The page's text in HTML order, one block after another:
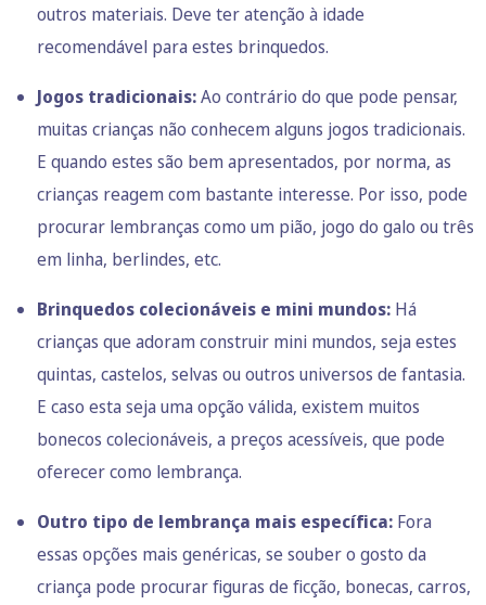
outros materiais. Deve ter atenção à idade
recomendável para estes brinquedos.
Jogos tradicionais:Ao contrário do que pode pensar,
muitas crianças não conhecem alguns jogos tradicionais.
E quando estes são bem apresentados, por norma, as
crianças reagem com bastante interesse. Por isso, pode
procurar lembranças como um pião, jogo do galo ou três
em linha, berlindes, etc.
Brinquedos colecionáveis e mini mundos: Há
crianças que adoram construir mini mundos, seja estes
quintas, castelos, selvas ou outros universos de fantasia.
E caso esta seja uma opção válida, existem muitos
bonecos colecionáveis, a preços acessíveis, que pode
oferecer como lembrança.
Outro tipo de lembrança mais específica: Fora
essas opções mais genéricas, se souber o gosto da
criança pode procurar figuras de ficção, bonecas, carros,